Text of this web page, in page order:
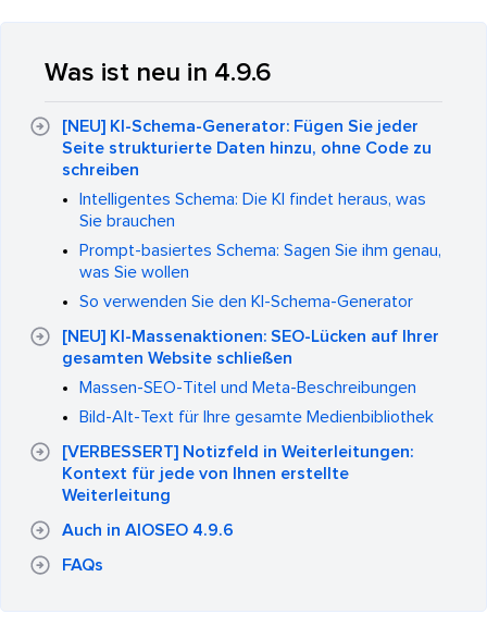
Was ist neu in 4.9.6
[NEU] KI-Schema-Generator: Fügen Sie jeder
Seite strukturierte Daten hinzu, ohne Code zu
schreiben
Intelligentes Schema: Die KI findet heraus, was
Sie brauchen
Prompt-basiertes Schema: Sagen Sie ihm genau,
was Sie wollen
So verwenden Sie den KI-Schema-Generator
[NEU] KI-Massenaktionen: SEO-Lücken auf Ihrer
gesamten Website schließen
Massen-SEO-Titel und Meta-Beschreibungen
Bild-Alt-Text für Ihre gesamte Medienbibliothek
[VERBESSERT] Notizfeld in Weiterleitungen:
Kontext für jede von Ihnen erstellte
Weiterleitung
Auch in AIOSEO 4.9.6
FAQs